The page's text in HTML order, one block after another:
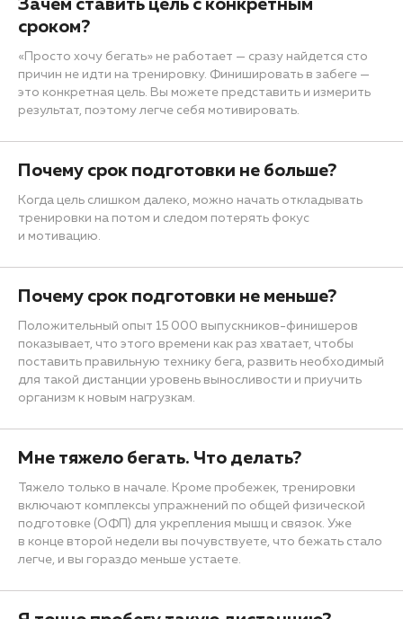
Зачем ставить цель с конкретным
сроком?
«Просто хочу бегать» не работает — сразу найдется сто
причин не идти на тренировку. Финишировать в забеге —
это конкретная цель. Вы можете представить и измерить
результат, поэтому легче себя мотивировать.
Почему срок подготовки не больше?
Когда цель слишком далеко, можно начать откладывать
тренировки на потом и следом потерять фокус
и мотивацию.
Почему срок подготовки не меньше?
Положительный опыт 15 000 выпускников-финишеров
показывает, что этого времени как раз хватает, чтобы
поставить правильную технику бега, развить необходимый
для такой дистанции уровень выносливости и приучить
организм к новым нагрузкам.
Мне тяжело бегать. Что делать?
Тяжело только в начале. Кроме пробежек, тренировки
включают комплексы упражнений по общей физической
подготовке (ОФП) для укрепления мышц и связок. Уже
в конце второй недели вы почувствуете, что бежать стало
легче, и вы гораздо меньше устаете.